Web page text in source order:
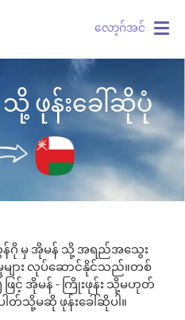
လော့ဂ်အင်
ဖုန်းခေါ်ဆိုပုံ
န်ဂို မှ အိုမန် သို့ အရည်အသွေး
များ လုပ်ဆောင်နိုင်သည်။တစ်
ဖြင့် အိုမန် - ကြိုးဖုန်း သို့မဟုတ်
တ်သို့မဆို ဖုန်းခေါ်ဆိုပါ။